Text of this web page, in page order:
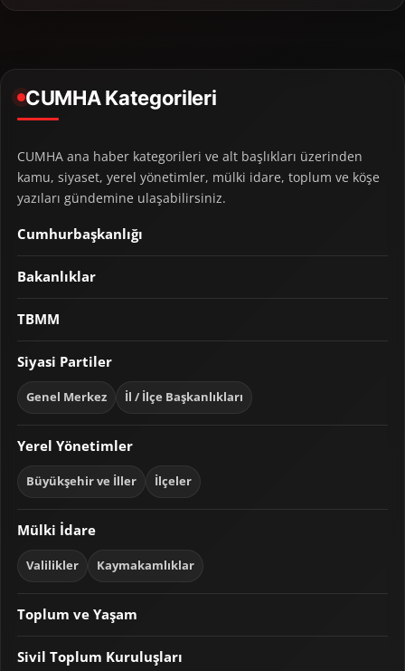
CUMHA Kategorileri
CUMHA ana haber kategorileri ve alt başlıkları üzerinden
kamu, siyaset, yerel yönetimler, mülki idare, toplum ve köşe
yazıları gündemine ulaşabilirsiniz.
Cumhurbaşkanlığı
Bakanlıklar
TBMM
Siyasi Partiler
Genel Merkez İl / İlçe Başkanlıkları
Yerel Yönetimler
Büyükşehir ve İller İlçeler
Mülki İdare
Valilikler Kaymakamlıklar
Toplum ve Yaşam
Sivil Toplum Kuruluşları